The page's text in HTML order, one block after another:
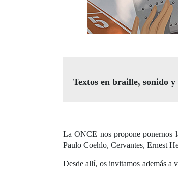
Textos en braille, sonido
La ONCE nos propone ponernos
Paulo Coehlo, Cervantes, Ernest
Desde allí, os invitamos además a